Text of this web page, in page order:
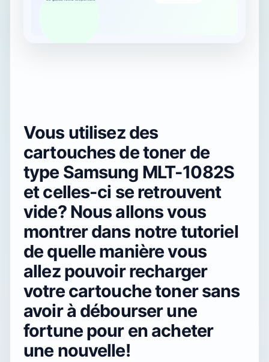
Vous utilisez des
cartouches de toner de
type Samsung MLT-1082S
et celles-ci se retrouvent
vide? Nous allons vous
montrer dans notre tutoriel
de quelle manière vous
allez pouvoir recharger
votre cartouche toner sans
avoir à débourser une
fortune pour en acheter
une nouvelle!